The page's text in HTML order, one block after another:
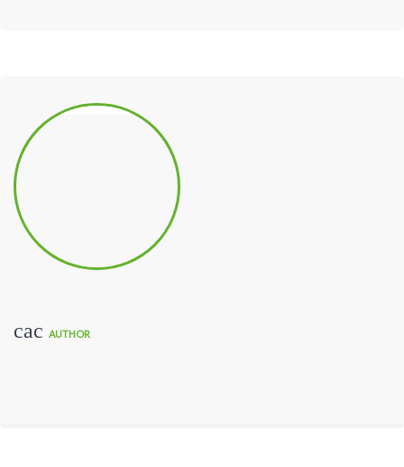
cac AUTHOR